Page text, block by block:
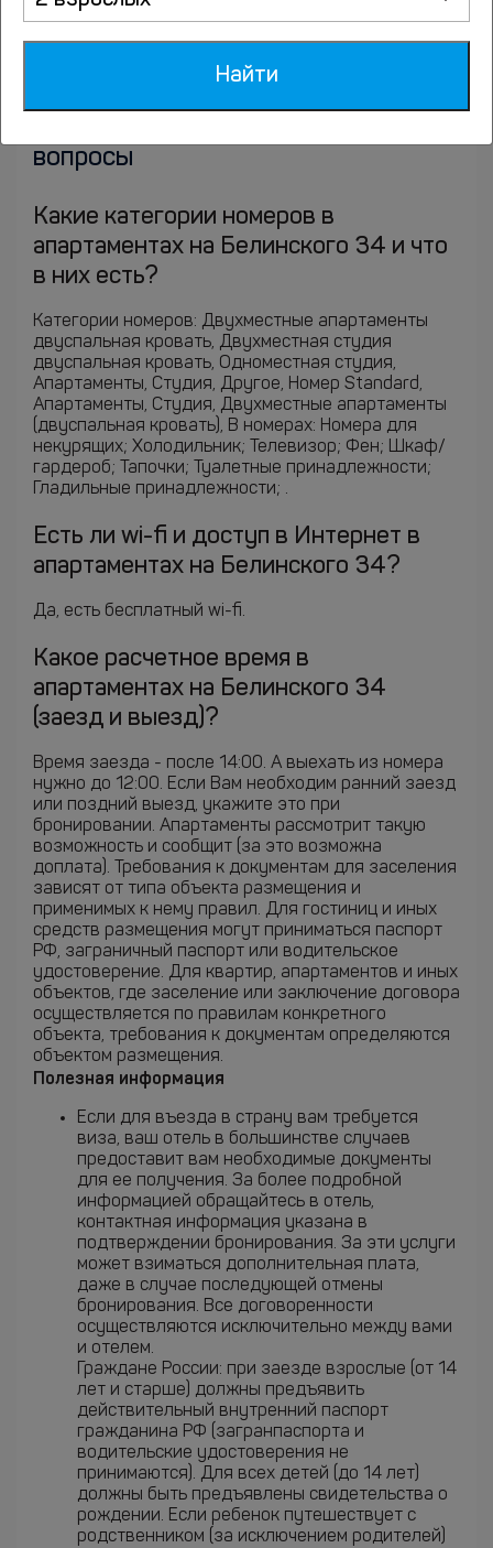
;
вопросы
Какие категории номеров в
апартаментах на Белинского 34 и что
в них есть?
Категории номеров: Двухместные апартаменты
двуспальная кровать, Двухместная студия
двуспальная кровать, Одноместная студия,
Апартаменты, Студия, Другое, Номер Standard,
Апартаменты, Студия, Двухместные апартаменты
(двуспальная кровать), В номерах: Номера для
некурящих; Холодильник; Телевизор; Фен; Шкаф/
гардероб; Тапочки; Туалетные принадлежности;
Гладильные принадлежности; .
Есть ли wi-fi и доступ в Интернет в
апартаментах на Белинского 34?
Да, есть бесплатный wi-fi.
Какое расчетное время в
апартаментах на Белинского 34
(заезд и выезд)?
Время заезда - после 14:00. А выехать из номера
нужно до 12:00. Если Вам необходим ранний заезд
или поздний выезд, укажите это при
бронировании. Апартаменты рассмотрит такую
возможность и сообщит (за это возможна
доплата). Требования к документам для заселения
зависят от типа объекта размещения и
применимых к нему правил. Для гостиниц и иных
средств размещения могут приниматься паспорт
РФ, заграничный паспорт или водительское
удостоверение. Для квартир, апартаментов и иных
объектов, где заселение или заключение договора
осуществляется по правилам конкретного
объекта, требования к документам определяются
объектом размещения.
Полезная информация
Если для въезда в страну вам требуется
виза, ваш отель в большинстве случаев
предоставит вам необходимые документы
для ее получения. За более подробной
информацией обращайтесь в отель,
контактная информация указана в
подтверждении бронирования. За эти услуги
может взиматься дополнительная плата,
даже в случае последующей отмены
бронирования. Все договоренности
осуществляются исключительно между вами
и отелем.
Граждане России: при заезде взрослые (от 14
лет и старше) должны предъявить
действительный внутренний паспорт
гражданина РФ (загранпаспорта и
водительские удостоверения не
принимаются). Для всех детей (до 14 лет)
должны быть предъявлены свидетельства о
рождении. Если ребенок путешествует с
родственником (за исключением родителей)
Найти